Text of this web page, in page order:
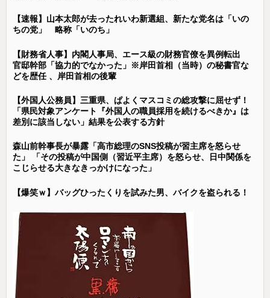
【速報】山本太郎が去ったれいわ新選組、新たな党名は「いの
ちの党」 略称「いのち」
【財務省人事】内閣人事局、エース級の財務官僚を異例転出
官邸幹部「協力的でなかった」※岸田首相（当時）の秘書官な
どを歴任 、岸田首相の後輩
【外国人公務員】三重県、ぱよくマスコミの総攻撃に屈せず！
「県民対象アンケート『外国人の職員採用を続けるべきか』は
差別に該当しない」結果を公表する方針
森山前幹事長が暴露「高市総理のSNS投稿が習主席を怒らせ
た」 「その投稿が中国側（習近平主席）を怒らせ、日中関係を
こじらせる大きなきっかけになった」
【爆笑ｗ】バッグひったくりを試みた男、バイクを盗られる！